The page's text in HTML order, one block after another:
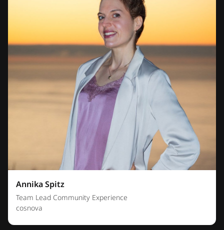
Annika Spitz
Team Lead Community Experience
cosnova